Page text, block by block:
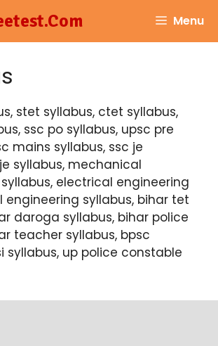
Menu
stet syllabus, ctet syllabus,
ssc po syllabus, upsc pre
mains syllabus, ssc je
syllabus, mechanical
electrical engineering
engineering syllabus, bihar tet
daroga syllabus, bihar police
teacher syllabus, bpsc
syllabus, up police constable